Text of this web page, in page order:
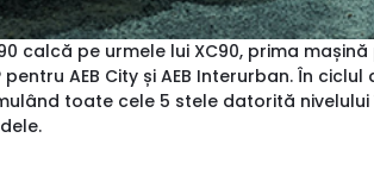
calcă pe urmele lui XC90, prima
pentru AEB City și AEB Interurban. În
toate cele 5 stele datorită